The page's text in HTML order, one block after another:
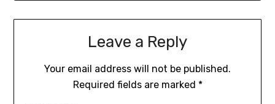
Leave a Reply
Your email address will not be published.
Required fields are marked *